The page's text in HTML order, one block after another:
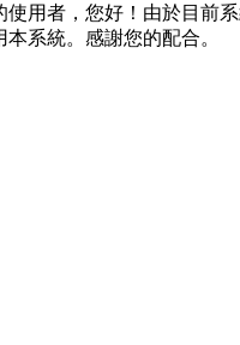
使用者，您好！由於目前
本系統。感謝您的配合。